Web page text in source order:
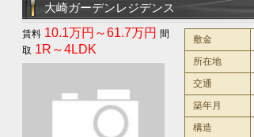
大崎ガーデンレジデンス
10.1万円～61.7万円
1R～4LDK
敷金
所在地
交通
築年月
構造